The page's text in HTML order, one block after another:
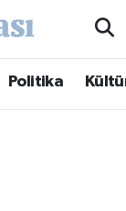
Politika